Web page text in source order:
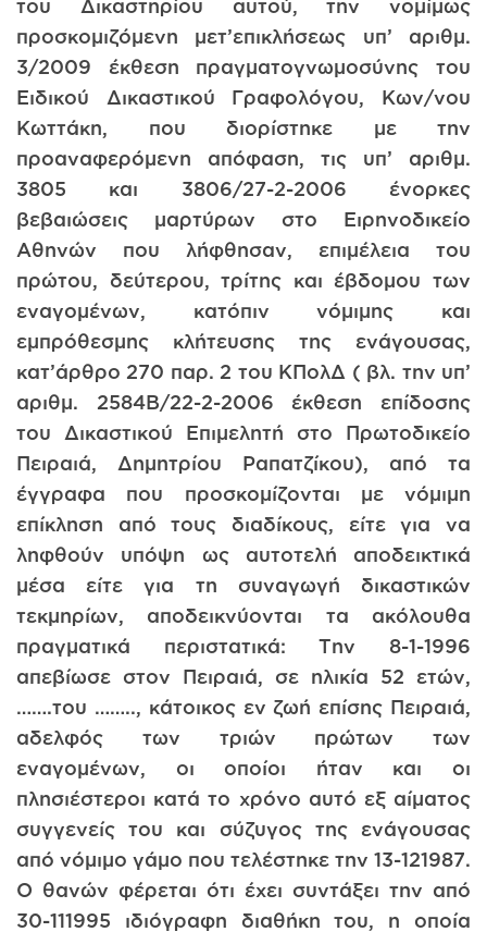
του Δικαστηρίου αυτού, την νομίμως
προσκομιζόμενη μετ’επικλήσεως υπ’ αριθμ.
3/2009 έκθεση πραγματογνωμοσύνης του
Ειδικού Δικαστικού Γραφολόγου, Κων/νου
Κωττάκη, που διορίστηκε με την
προαναφερόμενη απόφαση, τις υπ’ αριθμ.
3805 και 3806/27-2-2006 ένορκες
βεβαιώσεις μαρτύρων στο Ειρηνοδικείο
Αθηνών που λήφθησαν, επιμέλεια του
πρώτου, δεύτερου, τρίτης και έβδομου των
εναγομένων, κατόπιν νόμιμης και
εμπρόθεσμης κλήτευσης της ενάγουσας,
κατ’άρθρο 270 παρ. 2 του ΚΠολΔ ( βλ. την υπ’
αριθμ. 2584Β/22-2-2006 έκθεση επίδοσης
του Δικαστικού Επιμελητή στο Πρωτοδικείο
Πειραιά, Δημητρίου Ραπατζίκου), από τα
έγγραφα που προσκομίζονται με νόμιμη
επίκληση από τους διαδίκους, είτε για να
ληφθούν υπόψη ως αυτοτελή αποδεικτικά
μέσα είτε για τη συναγωγή δικαστικών
τεκμηρίων, αποδεικνύονται τα ακόλουθα
πραγματικά περιστατικά: Την 8-1-1996
απεβίωσε στον Πειραιά, σε ηλικία 52 ετών,
…….του …….., κάτοικος εν ζωή επίσης Πειραιά,
αδελφός των τριών πρώτων των
εναγομένων, οι οποίοι ήταν και οι
πλησιέστεροι κατά το χρόνο αυτό εξ αίματος
συγγενείς του και σύζυγος της ενάγουσας
από νόμιμο γάμο που τελέστηκε την 13-121987.
Ο θανών φέρεται ότι έχει συντάξει την από
30-111995 ιδιόγραφη διαθήκη του, η οποία